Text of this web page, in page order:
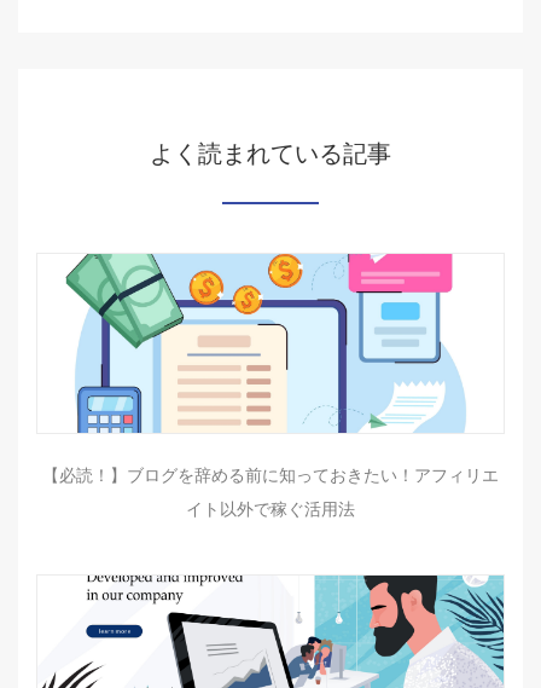
よく読まれている記事
【必読！】ブログを辞める前に知っておきたい！アフィリエ
イト以外で稼ぐ活用法